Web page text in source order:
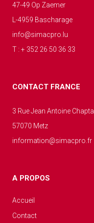
47-49 Op Zaemer
L-4959 Bascharage
info@simacpro.lu
T : + 352 26 50 36 33
CONTACT FRANCE
3 Rue Jean Antoine Chaptal
57070 Metz
information@simacpro.fr
A PROPOS
Accueil
Contact